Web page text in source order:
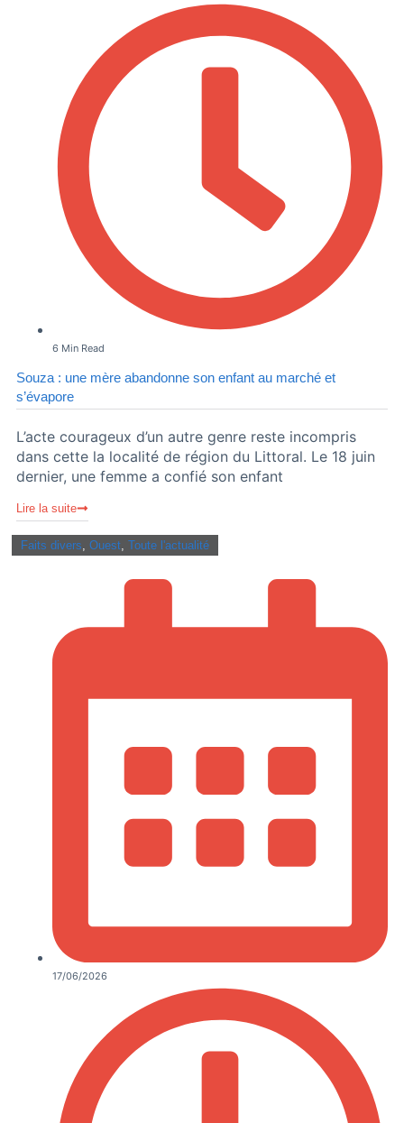
6 Min Read
Souza : une mère abandonne son enfant au marché et
s’évapore
L’acte courageux d’un autre genre reste incompris
dans cette la localité de région du Littoral. Le 18 juin
dernier, une femme a confié son enfant
Lire la suite
Faits divers, Ouest, Toute l'actualité
17/06/2026